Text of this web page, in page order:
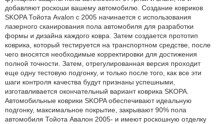
добавляют роскоши вашему автомобилю. Создание ковриков
SKOPA Тойота Avalon с 2005 начинается с использования
лазерного сканирования пола автомобиля для разработки
формы и дизайна каждого ковра. Затем создается прототип
коврика, который тестируется на транспортном средстве, после
чего вносятся необходимые корректировки для достижения
полной точности. Затем, отрегулированная версия проходит
еще одну тестовую подгонку, и только после того, как все эти
шаги контроля качества будут признаны успешными,
изготавливается окончательный вариант коврика SKOPA.
Автомобильные коврики SKOPA обеспечивают идеальную
подгонку, максимальное покрытие, закрывают 90% пола
автомобиля Тойота Авалон 2005- и имеют роскошную отделку